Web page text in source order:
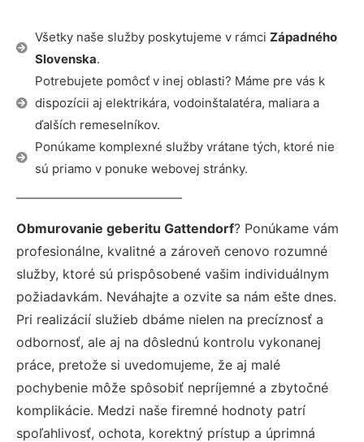
Všetky naše služby poskytujeme v rámci Západného
Slovenska.
Potrebujete pomôcť v inej oblasti? Máme pre vás k
dispozícii aj elektrikára, vodoinštalatéra, maliara a
ďalších remeselníkov.
Ponúkame komplexné služby vrátane tých, ktoré nie
sú priamo v ponuke webovej stránky.
Obmurovanie geberitu Gattendorf? Ponúkame vám
profesionálne, kvalitné a zároveň cenovo rozumné
služby, ktoré sú prispôsobené vašim individuálnym
požiadavkám. Neváhajte a ozvite sa nám ešte dnes.
Pri realizácií služieb dbáme nielen na precíznosť a
odbornosť, ale aj na dôslednú kontrolu vykonanej
práce, pretože si uvedomujeme, že aj malé
pochybenie môže spôsobiť nepríjemné a zbytočné
komplikácie. Medzi naše firemné hodnoty patrí
spoľahlivosť, ochota, korektný prístup a úprimná